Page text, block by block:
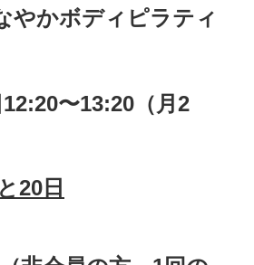
やかボディピラティ
〜13:20（月2
20日